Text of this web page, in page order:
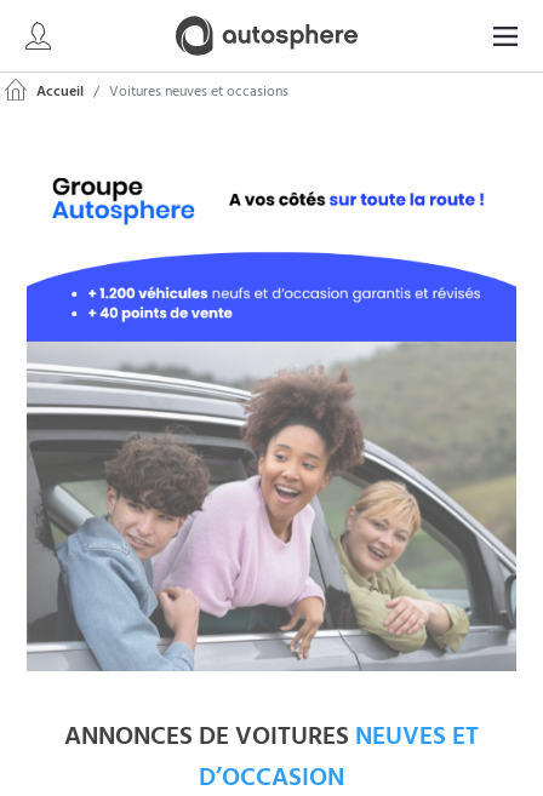
Accueil Voitures neuves et occasions
ANNONCES DE VOITURES NEUVES ET
D’OCCASION